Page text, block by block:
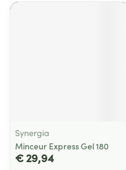
Synergia
Minceur Express Gel 180
€ 29,94